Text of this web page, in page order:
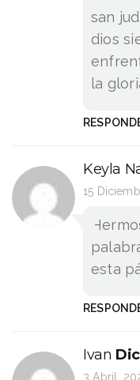
san
dios
la
Keyla
15
esta
Ivan
3 Abril,